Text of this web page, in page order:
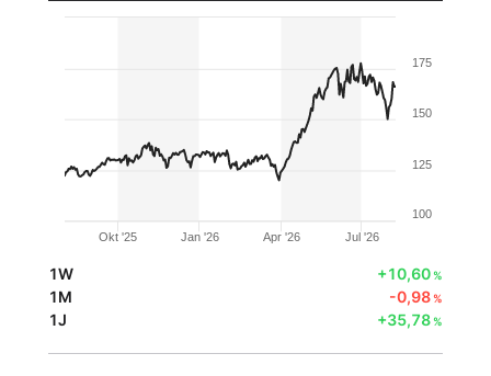
Okt '25 Jan '26 Apr '26 Jul '26
100
125
150
175
1W +10,60%
1M -0,98%
1J +35,78%